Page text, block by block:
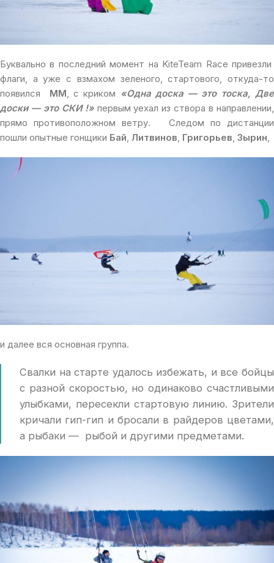
Буквально в последний момент на KiteTeam Race привезли
флаги, а уже с взмахом зеленого, стартового, откуда-то
появился ММ , с криком «Одна доска — это тоска, Две
доски — это СКИ !»первым уехал из створа в направлении,
прямо противоположном ветру. Следом по дистанции
пошли опытные гонщики Бай Литвинов Григорьев Зырин
и далее вся основная группа.
Свалки на старте удалось избежать, и все бойцы
с разной скоростью, но одинаково счастливыми
улыбками, пересекли стартовую линию. Зрители
кричали гип-гип и бросали в райдеров цветами,
а рыбаки — рыбой и другими предметами.